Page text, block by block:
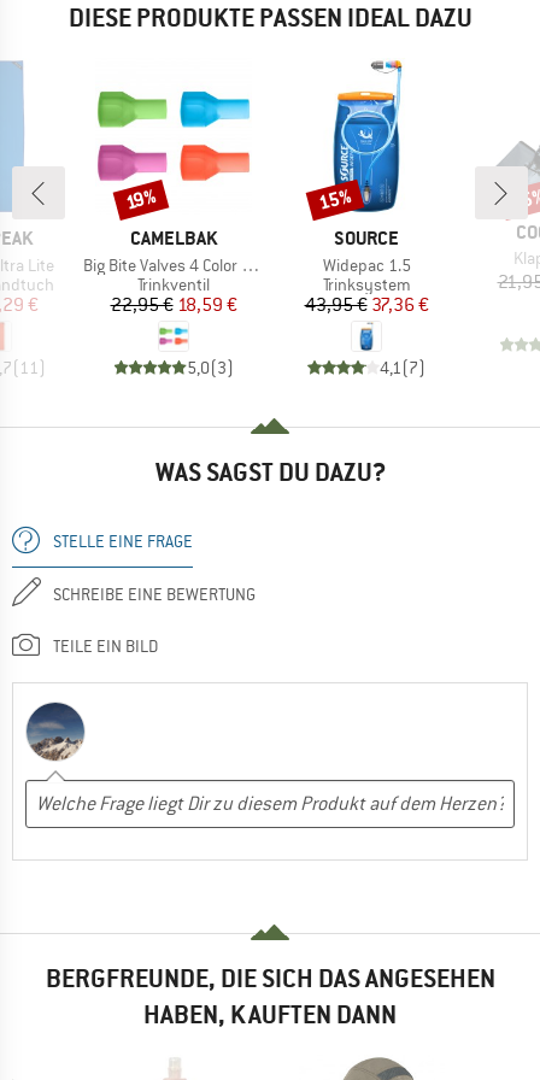
DIESE PRODUKTE PASSEN IDEAL DAZU
Lite
Preis
€
(11 )
MARKE
CAMELBAK
Artikel
Big Bite Valves 4 Color Pack
Produktgruppe
Trinkventil
Preis
22,95 €reduzierter Preis
18,59 €
5,0(3)
Rabatt
19%
MARKE
SOURCE
Artikel
Widepac 1.5
Produktgruppe
Trinksystem
Preis
43,95 €reduzierter Preis
37,36 €
4,1 (7)
Rabatt
15%
WAS SAGST DU DAZU?
STELLE EINE FRAGE
SCHREIBE EINE BEWERTUNG
TEILE EIN BILD
BERGFREUNDE, DIE SICH DAS ANGESEHEN
HABEN, KAUFTEN DANN